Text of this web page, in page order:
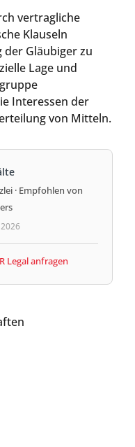
vertragliche
Klauseln
der Gläubiger zu
Lage und
Interessen der
von Mitteln.
· Empfohlen von
Legal anfragen